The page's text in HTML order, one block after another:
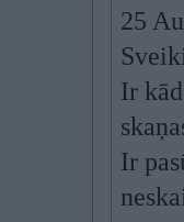
25
Ir
Ir